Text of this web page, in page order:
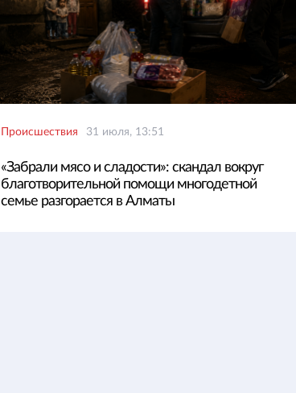
Происшествия 31 июля, 13:51
«Забрали мясо и сладости»: скандал вокруг
благотворительной помощи многодетной
семье разгорается в Алматы